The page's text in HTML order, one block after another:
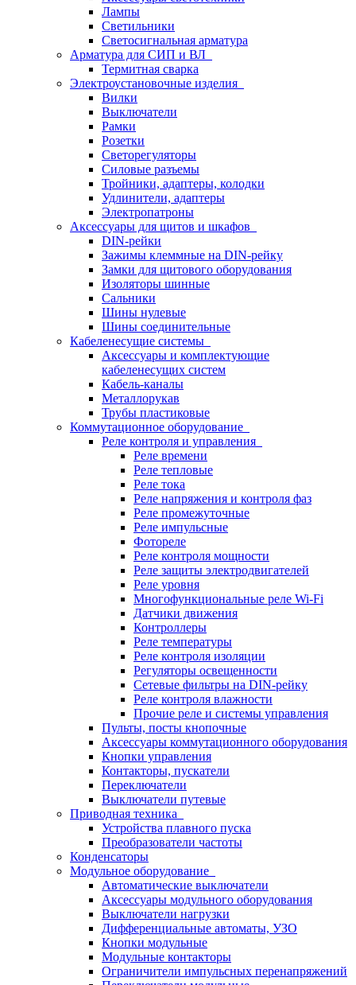
Лампы
Светильники
Светосигнальная арматура
Арматура для СИП и ВЛ
Термитная сварка
Электроустановочные изделия
Вилки
Выключатели
Рамки
Розетки
Светорегуляторы
Силовые разъемы
Тройники, адаптеры, колодки
Удлинители, адаптеры
Электропатроны
Аксессуары для щитов и шкафов
DIN-рейки
Зажимы клеммные на DIN-рейку
Замки для щитового оборудования
Изоляторы шинные
Сальники
Шины нулевые
Шины соединительные
Кабеленесущие системы
Аксессуары и комплектующие
кабеленесущих систем
Кабель-каналы
Металлорукав
Трубы пластиковые
Коммутационное оборудование
Реле контроля и управления
Реле времени
Реле тепловые
Реле тока
Реле напряжения и контроля фаз
Реле промежуточные
Реле импульсные
Фотореле
Реле контроля мощности
Реле защиты электродвигателей
Реле уровня
Многофункциональные реле Wi-Fi
Датчики движения
Контроллеры
Реле температуры
Реле контроля изоляции
Регуляторы освещенности
Сетевые фильтры на DIN-рейку
Реле контроля влажности
Прочие реле и системы управления
Пульты, посты кнопочные
Аксессуары коммутационного оборудования
Кнопки управления
Контакторы, пускатели
Переключатели
Выключатели путевые
Приводная техника
Устройства плавного пуска
Преобразователи частоты
Конденсаторы
Модульное оборудование
Автоматические выключатели
Аксессуары модульного оборудования
Выключатели нагрузки
Дифференциальные автоматы, УЗО
Кнопки модульные
Модульные контакторы
Ограничители импульсных перенапряжений